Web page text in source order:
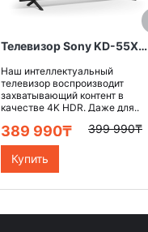
Телевизор Sony KD-55X75WL
Наш интеллектуальный
телевизор воспроизводит
захватывающий контент в
качестве 4K HDR. Даже для..
389 990₸ 399 990₸
Купить